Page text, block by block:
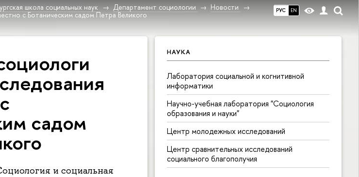
РУС EN
школа социальных наук Департамент социологии
Новости
с Ботаническим садом Петра Великого
НАУКА
Лаборатория социальной и когнитивной
информатики
Научно-учебная лаборатория "Социология
образования и науки"
Центр молодежных исследований
Центр сравнительных исследований
социального благополучия
садом
и социальная